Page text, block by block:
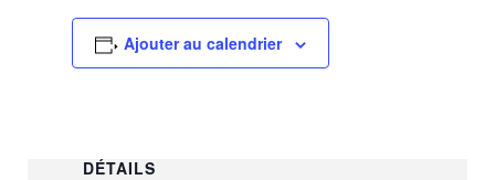
Ajouter au calendrier
DÉTAILS